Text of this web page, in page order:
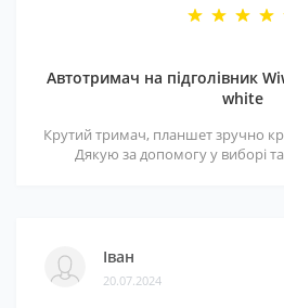
Автотримач на підголівник
white
Крутий тримач, планшет зручно
Дякую за допомогу у виборі
Іван
20.07.2024